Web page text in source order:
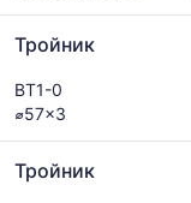
данным
прайс-
листов
поставщиков
месяц.
цен
металлопрокат
указанием
ГОСТ,
Тройник
ВТ1-0
⌀57x3
Тройник